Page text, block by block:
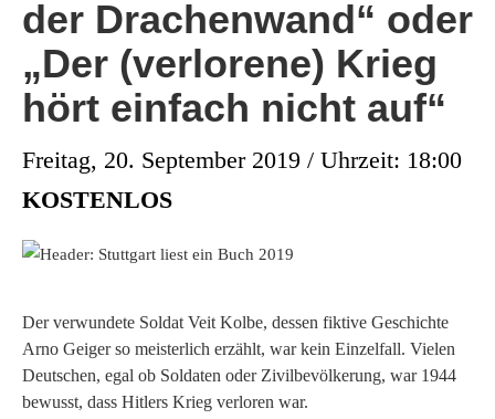
der Drachenwand“ oder
„Der (verlorene) Krieg
hört einfach nicht auf“
Freitag, 20. September 2019 / Uhrzeit: 18:00
KOSTENLOS
Der verwundete Soldat Veit Kolbe, dessen fiktive Geschichte
Arno Geiger so meisterlich erzählt, war kein Einzelfall. Vielen
Deutschen, egal ob Soldaten oder Zivilbevölkerung, war 1944
bewusst, dass Hitlers Krieg verloren war.